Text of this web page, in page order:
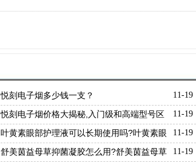
11-19
悦刻电子烟多少钱一支？
11-19
悦刻电子烟价格大揭秘,入门级和高端型号区
别 11-19
叶黄素眼部护理液可以长期使用吗?叶黄素眼
部护理液批发 11-19
舒美茵益母草抑菌凝胶怎么用?舒美茵益母草